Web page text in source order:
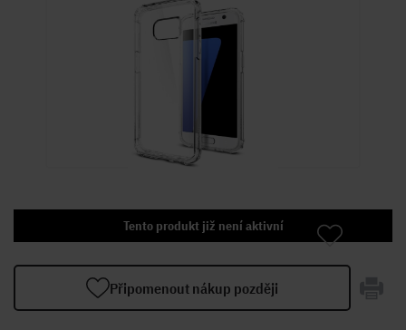
Tento produkt již není aktivní
Připomenout nákup později